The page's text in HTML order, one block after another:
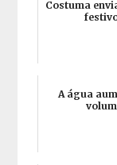
Costuma
A água